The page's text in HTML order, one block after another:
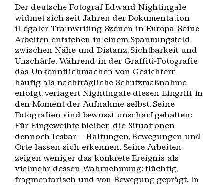
Der deutsche Fotograf Edward Nightingale
widmet sich seit Jahren der Dokumentation
illegaler Trainwriting-Szenen in Europa. Seine
Arbeiten entstehen in einem Spannungsfeld
zwischen Nähe und Distanz, Sichtbarkeit und
Unschärfe. Während in der Graffiti-Fotografie
das Unkenntlichmachen von Gesichtern
häufig als nachträgliche Schutzmaßnahme
erfolgt, verlagert Nightingale diesen Eingriff in
den Moment der Aufnahme selbst. Seine
Fotografien sind bewusst unscharf gehalten:
Für Eingeweihte bleiben die Situationen
dennoch lesbar – Haltungen, Bewegungen und
Orte lassen sich erkennen. Seine Arbeiten
zeigen weniger das konkrete Ereignis als
vielmehr dessen Wahrnehmung: flüchtig,
fragmentarisch und von Bewegung geprägt. In